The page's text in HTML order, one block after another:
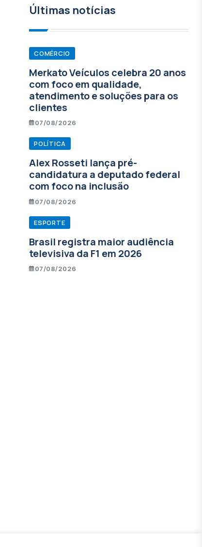
Últimas notícias
COMÉRCIO
Merkato Veículos celebra 20 anos
com foco em qualidade,
atendimento e soluções para os
clientes
07/08/2026
POLÍTICA
Alex Rosseti lança pré-
candidatura a deputado federal
com foco na inclusão
07/08/2026
ESPORTE
Brasil registra maior audiência
televisiva da F1 em 2026
07/08/2026